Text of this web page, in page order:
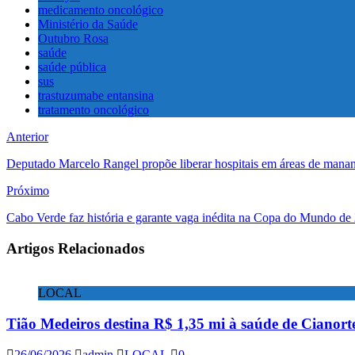
medicamento oncológico
Ministério da Saúde
Outubro Rosa
saúde
saúde pública
sus
trastuzumabe entansina
tratamento oncológico
Anterior
Deputado Marcelo Rangel propõe liberar hospitais em áreas de
Próximo
Cabo Verde faz história e garante vaga inédita na Copa do Mundo de
Artigos Relacionados
LOCAL
Tião Medeiros destina R$ 1,35 mi à saúde de